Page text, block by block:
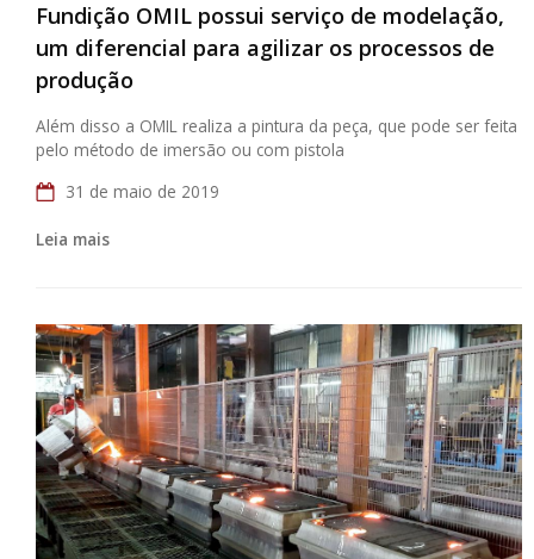
Fundição OMIL possui serviço de modelação,
um diferencial para agilizar os processos de
produção
Além disso a OMIL realiza a pintura da peça, que pode ser feita
pelo método de imersão ou com pistola
31 de maio de 2019
Leia mais